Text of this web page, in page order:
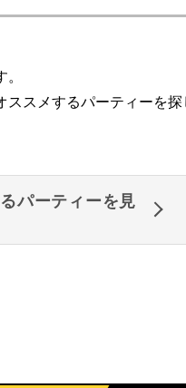
ススメするパーティーを
パーティーを見